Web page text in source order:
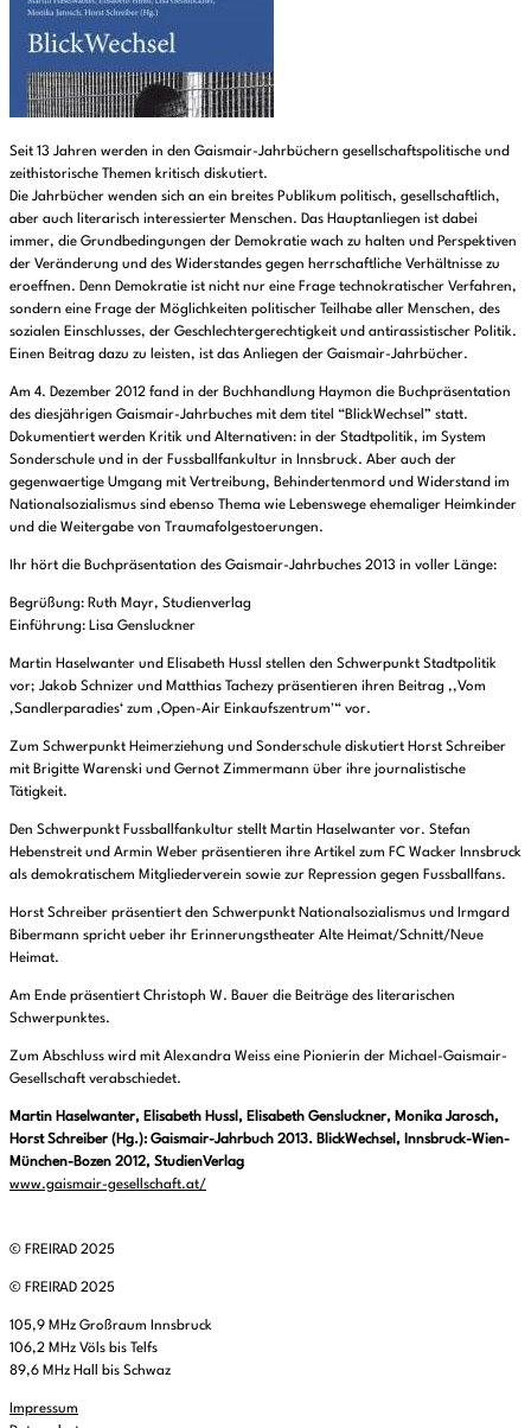
Seit 13 Jahren werden in den Gaismair-Jahrbüchern gesellschaftspolitische und
zeithistorische Themen kritisch diskutiert.
Die Jahrbücher wenden sich an ein breites Publikum politisch, gesellschaftlich,
aber auch literarisch interessierter Menschen. Das Hauptanliegen ist dabei
immer, die Grundbedingungen der Demokratie wach zu halten und Perspektiven
der Veränderung und des Widerstandes gegen herrschaftliche Verhältnisse zu
eroeffnen. Denn Demokratie ist nicht nur eine Frage technokratischer Verfahren,
sondern eine Frage der Möglichkeiten politischer Teilhabe aller Menschen, des
sozialen Einschlusses, der Geschlechtergerechtigkeit und antirassistischer Politik.
Einen Beitrag dazu zu leisten, ist das Anliegen der Gaismair-Jahrbücher.
Am 4. Dezember 2012 fand in der Buchhandlung Haymon die Buchpräsentation
des diesjährigen Gaismair-Jahrbuches mit dem titel “BlickWechsel” statt.
Dokumentiert werden Kritik und Alternativen: in der Stadtpolitik, im System
Sonderschule und in der Fussballfankultur in Innsbruck. Aber auch der
gegenwaertige Umgang mit Vertreibung, Behindertenmord und Widerstand im
Nationalsozialismus sind ebenso Thema wie Lebenswege ehemaliger Heimkinder
und die Weitergabe von Traumafolgestoerungen.
Ihr hört die Buchpräsentation des Gaismair-Jahrbuches 2013 in voller Länge:
Begrüßung: Ruth Mayr, Studienverlag
Einführung: Lisa Gensluckner
Martin Haselwanter und Elisabeth Hussl stellen den Schwerpunkt Stadtpolitik
vor; Jakob Schnizer und Matthias Tachezy präsentieren ihren Beitrag ,,Vom
,Sandlerparadies‘ zum ,Open-Air Einkaufszentrum'“ vor.
Zum Schwerpunkt Heimerziehung und Sonderschule diskutiert Horst Schreiber
mit Brigitte Warenski und Gernot Zimmermann über ihre journalistische
Tätigkeit.
Den Schwerpunkt Fussballfankultur stellt Martin Haselwanter vor. Stefan
Hebenstreit und Armin Weber präsentieren ihre Artikel zum FC Wacker Innsbruck
als demokratischem Mitgliederverein sowie zur Repression gegen Fussballfans.
Horst Schreiber präsentiert den Schwerpunkt Nationalsozialismus und Irmgard
Bibermann spricht ueber ihr Erinnerungstheater Alte Heimat/Schnitt/Neue
Heimat.
Am Ende präsentiert Christoph W. Bauer die Beiträge des literarischen
Schwerpunktes.
Zum Abschluss wird mit Alexandra Weiss eine Pionierin der Michael-Gaismair-
Gesellschaft verabschiedet.
Martin Haselwanter, Elisabeth Hussl, Elisabeth Gensluckner, Monika Jarosch,
Horst Schreiber (Hg.): Gaismair-Jahrbuch 2013. BlickWechsel, Innsbruck-Wien-
München-Bozen 2012, StudienVerlag
www.gaismair-gesellschaft.at/
© FREIRAD 2025
© FREIRAD 2025
105,9 MHz Großraum Innsbruck
106,2 MHz Völs bis Telfs
89,6 MHz Hall bis Schwaz
Impressum